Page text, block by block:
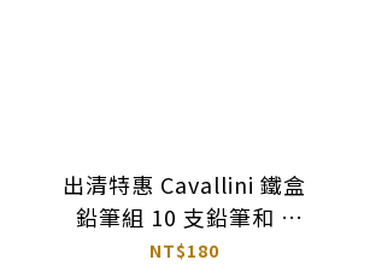
出清特惠 Cavallini 鐵盒
鉛筆組 10 支鉛筆和 1
削筆器 ( 舊金山 )
NT$180